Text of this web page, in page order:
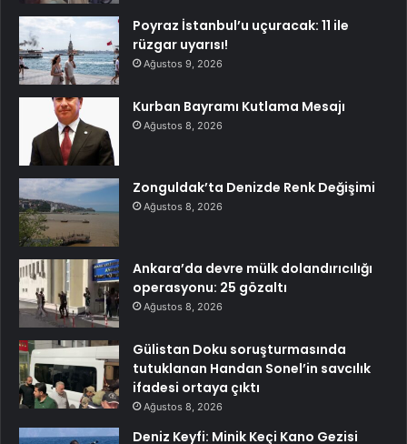
Poyraz İstanbul’u uçuracak: 11 ile
rüzgar uyarısı!
Ağustos 9, 2026
Kurban Bayramı Kutlama Mesajı
Ağustos 8, 2026
Zonguldak’ta Denizde Renk Değişimi
Ağustos 8, 2026
Ankara’da devre mülk dolandırıcılığı
operasyonu: 25 gözaltı
Ağustos 8, 2026
Gülistan Doku soruşturmasında
tutuklanan Handan Sonel’in savcılık
ifadesi ortaya çıktı
Ağustos 8, 2026
Deniz Keyfi: Minik Keçi Kano Gezisi